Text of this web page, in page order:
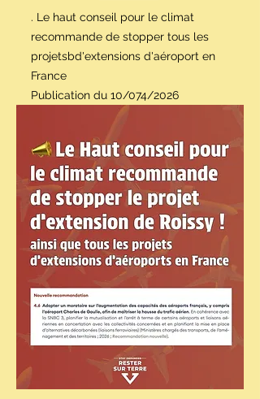
. Le haut conseil pour le climat
recommande de stopper tous les
projetsbd'extensions d'aéroport en
France
Publication du 10/074/2026